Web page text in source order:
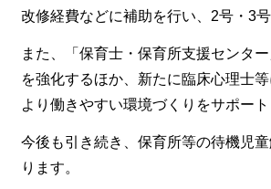
改修経費などに補助を行い、2号・3
また、「保育士・保育所支援センタ
を強化するほか、新たに臨床心理士
より働きやすい環境づくりをサポート
今後も引き続き、保育所等の待機児
ります。